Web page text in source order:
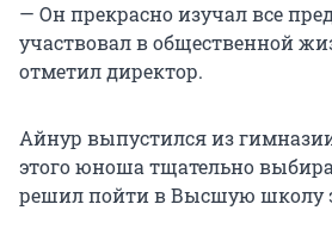
— Он прекрасно изучал все
участвовал в общественной
отметил директор.
Айнур выпустился из гимназии
этого юноша тщательно
решил пойти в Высшую школу